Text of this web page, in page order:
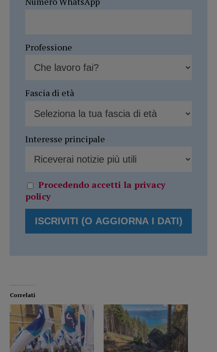
Professione
Fascia di età
Interesse principale
Procedendo accetti la privacy
policy
Correlati